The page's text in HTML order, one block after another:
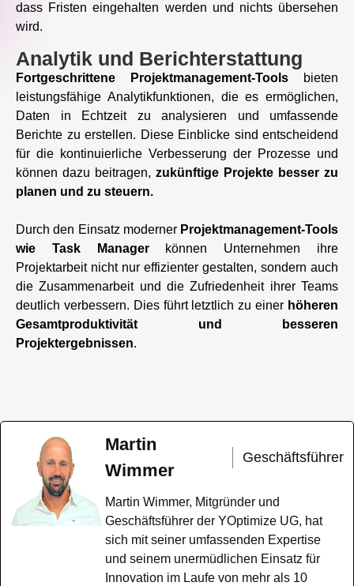
dass Fristen eingehalten werden und nichts übersehen
wird.
Analytik und Berichterstattung
Fortgeschrittene Projektmanagement-Tools bieten
leistungsfähige Analytikfunktionen, die es ermöglichen,
Daten in Echtzeit zu analysieren und umfassende
Berichte zu erstellen. Diese Einblicke sind entscheidend
für die kontinuierliche Verbesserung der Prozesse und
können dazu beitragen, zukünftige Projekte besser zu
planen und zu steuern.
Durch den Einsatz moderner Projektmanagement-Tools
wie Task Managerkönnen Unternehmen ihre
Projektarbeit nicht nur effizienter gestalten, sondern auch
die Zusammenarbeit und die Zufriedenheit ihrer Teams
deutlich verbessern. Dies führt letztlich zu einer höheren
Gesamtproduktivität und besseren
Projektergebnissen.
Martin
Wimmer
Geschäftsführer
Martin Wimmer, Mitgründer und
Geschäftsführer der YOptimize UG, hat
sich mit seiner umfassenden Expertise
und seinem unermüdlichen Einsatz für
Innovation im Laufe von mehr als 10